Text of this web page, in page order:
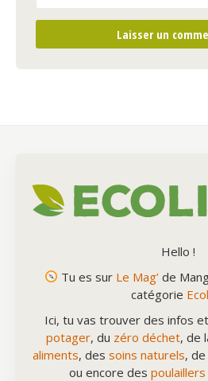
Hello !
Tu es sur Le Mag’de
catégorie
Ici, tu vas trouver des infos
potager, du zéro déchet, de
aliments, des soins naturels, de
ou encore des